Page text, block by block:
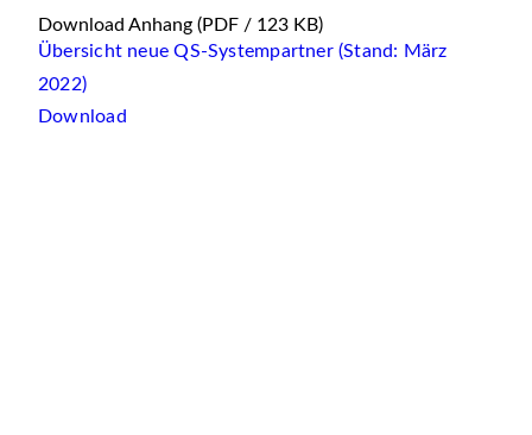
Download Anhang (PDF / 123 KB)
Übersicht neue QS-Systempartner (Stand: März
2022)
Download